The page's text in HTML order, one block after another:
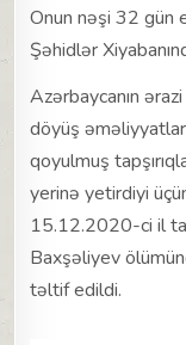
Onun nəşi 32 gün
Şəhidlər
Azərbaycanın
döyüş
qoyulmuş
yerinə yetirdiyi
15.12.2020-ci il
Baxşəliyev
təltif edildi.